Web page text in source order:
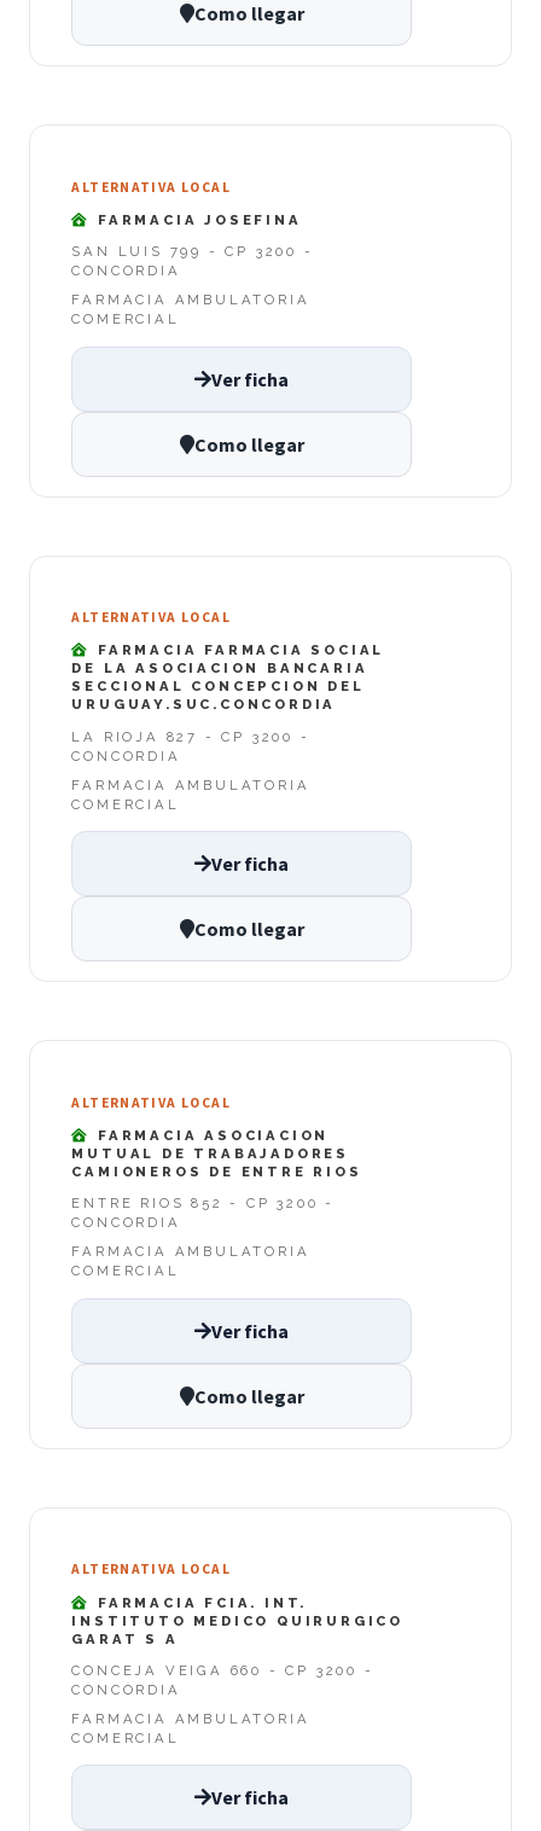
Como llegar
ALTERNATIVA LOCAL
FARMACIA JOSEFINA
SAN LUIS 799 - CP 3200 -
CONCORDIA
FARMACIA AMBULATORIA
COMERCIAL
Ver ficha
Como llegar
ALTERNATIVA LOCAL
FARMACIA FARMACIA SOCIAL
DE LA ASOCIACION BANCARIA
SECCIONAL CONCEPCION DEL
URUGUAY.SUC.CONCORDIA
LA RIOJA 827 - CP 3200 -
CONCORDIA
FARMACIA AMBULATORIA
COMERCIAL
Ver ficha
Como llegar
ALTERNATIVA LOCAL
FARMACIA ASOCIACION
MUTUAL DE TRABAJADORES
CAMIONEROS DE ENTRE RIOS
ENTRE RIOS 852 - CP 3200 -
CONCORDIA
FARMACIA AMBULATORIA
COMERCIAL
Ver ficha
Como llegar
ALTERNATIVA LOCAL
FARMACIA FCIA. INT.
INSTITUTO MEDICO QUIRURGICO
GARAT S A
CONCEJA VEIGA 660 - CP 3200 -
CONCORDIA
FARMACIA AMBULATORIA
COMERCIAL
Ver ficha